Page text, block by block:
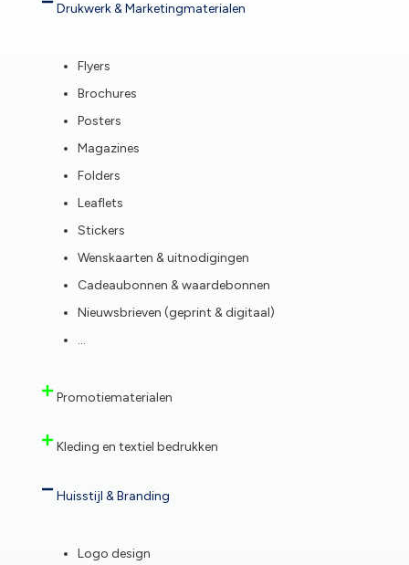
Drukwerk & Marketingmaterialen
Flyers
Brochures
Posters
Magazines
Folders
Leaflets
Stickers
Wenskaarten & uitnodigingen
Cadeaubonnen & waardebonnen
Nieuwsbrieven (geprint & digitaal)
…
Promotiematerialen
Kleding en textiel bedrukken
Huisstijl & Branding
Logo design